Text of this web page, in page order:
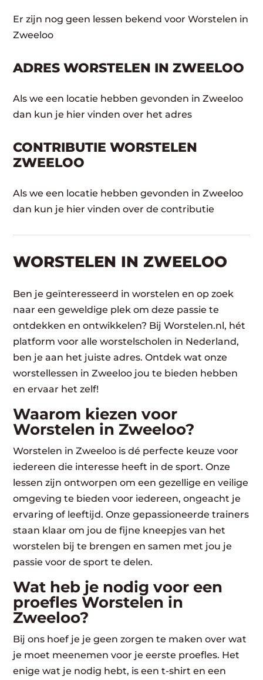
Er zijn nog geen lessen bekend voor Worstelen in
Zweeloo
ADRES WORSTELEN IN ZWEELOO
Als we een locatie hebben gevonden in Zweeloo
dan kun je hier vinden over het adres
CONTRIBUTIE WORSTELEN
ZWEELOO
Als we een locatie hebben gevonden in Zweeloo
dan kun je hier vinden over de contributie
WORSTELEN​ IN ZWEELOO
Ben je geïnteresseerd in worstelen en op zoek
naar een geweldige plek om deze passie te
ontdekken en ontwikkelen? Bij Worstelen.nl, hét
platform voor alle worstelscholen in Nederland,
ben je aan het juiste adres. Ontdek wat onze
worstellessen in Zweeloo jou te bieden hebben
en ervaar het zelf!
Waarom kiezen voor
Worstelen in Zweeloo?
Worstelen in Zweeloo is dé perfecte keuze voor
iedereen die interesse heeft in de sport. Onze
lessen zijn ontworpen om een gezellige en veilige
omgeving te bieden voor iedereen, ongeacht je
ervaring of leeftijd. Onze gepassioneerde trainers
staan klaar om jou de fijne kneepjes van het
worstelen bij te brengen en samen met jou je
passie voor de sport te delen.
Wat heb je nodig voor een
proefles Worstelen in
Zweeloo?
Bij ons hoef je je geen zorgen te maken over wat
je moet meenemen voor je eerste proefles. Het
enige wat je nodig hebt, is een t-shirt en een